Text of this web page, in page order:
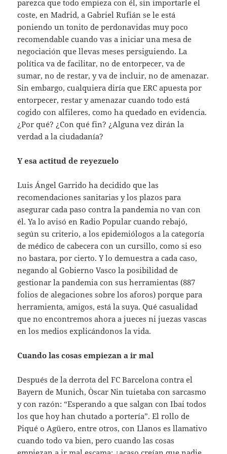
parezca que todo empieza con él, sin importarle el
coste, en Madrid, a Gabriel Rufián se le está
poniendo un tonito de perdonavidas muy poco
recomendable cuando vas a iniciar una mesa de
negociación que llevas meses persiguiendo. La
política va de facilitar, no de entorpecer, va de
sumar, no de restar, y va de incluir, no de amenazar.
Sin embargo, cualquiera diría que ERC apuesta por
entorpecer, restar y amenazar cuando todo está
cogido con alfileres, como ha quedado en evidencia.
¿Por qué? ¿Con qué fin? ¿Alguna vez dirán la
verdad a la ciudadanía?
Y esa actitud de reyezuelo
Luis Ángel Garrido ha decidido que las
recomendaciones sanitarias y los plazos para
asegurar cada paso contra la pandemia no van con
él. Ya lo avisó en Radio Popular cuando rebajó,
según su criterio, a los epidemiólogos a la categoría
de médico de cabecera con un cursillo, como si eso
no bastara, por cierto. Y lo demuestra a cada caso,
negando al Gobierno Vasco la posibilidad de
gestionar la pandemia con sus herramientas (887
folios de alegaciones sobre los aforos) porque para
herramienta, amigos, está la suya. Qué casualidad
que no encontremos ahora a jueces ni juezas vascas
en los medios explicándonos la vida.
Cuando las cosas empiezan a ir mal
Después de la derrota del FC Barcelona contra el
Bayern de Munich, Òscar Nin tuietaba con sarcasmo
y con razón: “Esperando a que salgan con Ibai todos
los que hoy han chutado a portería”. El rollo de
Piqué o Agüero, entre otros, con Llanos es llamativo
cuando todo va bien, pero cuando las cosas